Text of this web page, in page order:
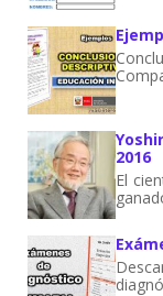
2016
El